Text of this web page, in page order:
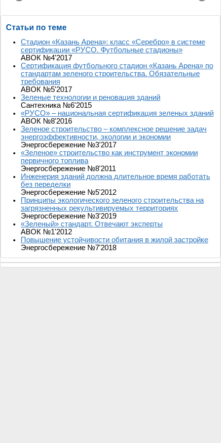
Статьи по теме
Стадион «Казань Арена»: класс «Серебро» в системе
сертификации «РУСО. Футбольные стадионы»
АВОК №4'2017
Сертификация футбольного стадион «Казань Арена» по
стандартам зеленого строительства. Обязательные
требования
АВОК №5'2017
Зеленые технологии и реновация зданий
Сантехника №6'2015
«РУСО» – национальная сертификация зеленых зданий
АВОК №8'2016
Зеленое строительство – комплексное решение задач
энергоэффективности, экологии и экономии
Энергосбережение №3'2017
«Зеленое» строительство как инструмент экономии
первичного топлива
Энергосбережение №8'2011
Инженерия зданий должна длительное время работать
без переделки
Энергосбережение №5'2012
Принципы экологического зеленого строительства на
загрязненных рекультивируемых территориях
Энергосбережение №3'2019
«Зеленый» стандарт. Отвечают эксперты
АВОК №1'2012
Повышение устойчивости обитания в жилой застройке
Энергосбережение №7'2018